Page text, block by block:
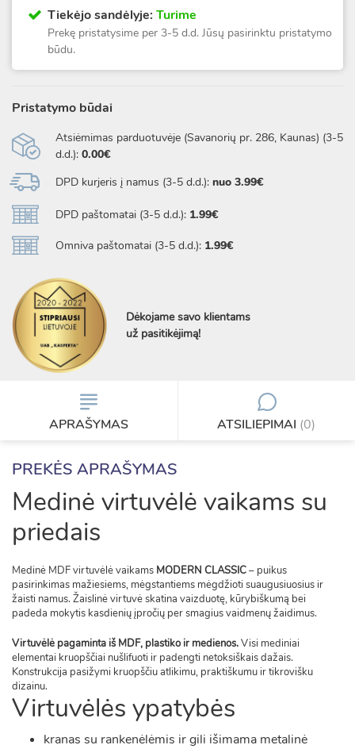
Tiekėjo sandėlyje: Turime
Prekę pristatysime per 3-5 d.d. Jūsų pasirinktu pristatymo
būdu.
Pristatymo būdai
Atsiėmimas parduotuvėje (Savanorių pr. 286, Kaunas) (3-5
d.d.): 0.00€
DPD kurjeris į namus (3-5 d.d.): nuo 3.99€
DPD paštomatai (3-5 d.d.): 1.99€
Omniva paštomatai (3-5 d.d.): 1.99€
Dėkojame savo klientams
už pasitikėjimą!
APRAŠYMAS ATSILIEPIMAI (0)
PREKĖS APRAŠYMAS
Medinė virtuvėlė vaikams su
priedais
Medinė MDF virtuvėlė vaikams MODERN CLASSIC– puikus
pasirinkimas mažiesiems, mėgstantiems mėgdžioti suaugusiuosius ir
žaisti namus. Žaislinė virtuvė skatina vaizduotę, kūrybiškumą bei
padeda mokytis kasdienių įpročių per smagius vaidmenų žaidimus.
Virtuvėlė pagaminta iš MDF, plastiko ir medienos.Visi mediniai
elementai kruopščiai nušlifuoti ir padengti netoksiškais dažais.
Konstrukcija pasižymi kruopščiu atlikimu, praktiškumu ir tikrovišku
dizainu.
Virtuvėlės ypatybės
kranas su rankenėlėmis ir gili išimama metalinė